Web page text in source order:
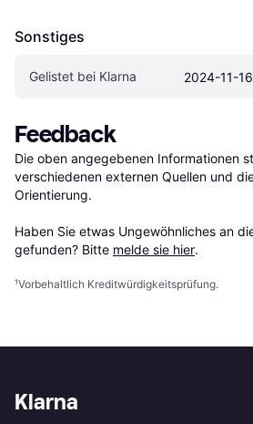
Sonstiges
Gelistet bei Klarna 2024-11-16
Feedback
Die oben angegebenen Informationen
verschiedenen externen Quellen und
Orientierung.
Haben Sie etwas Ungewöhnliches an
gefunden? Bitte melde sie hier.
¹Vorbehaltlich Kreditwürdigkeitsprüfung.
Klarna